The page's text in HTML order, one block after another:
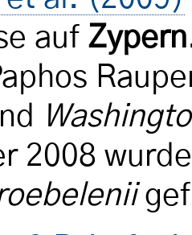
auf Zypern
2008